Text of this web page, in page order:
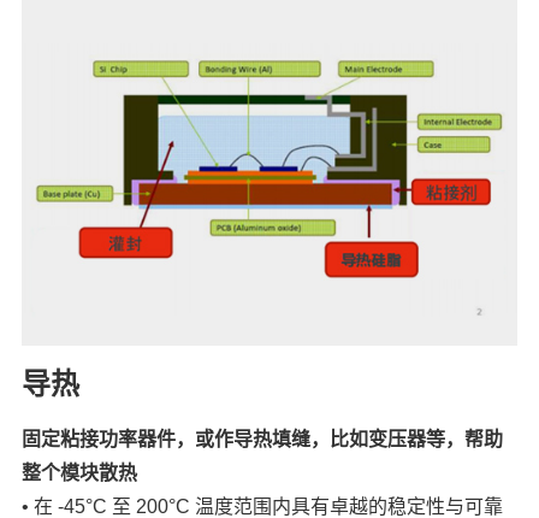
导热
固定粘接功率器件，或作导热填缝，比如变压器等，帮助
整个模块散热
• 在 -45°C 至 200°C 温度范围内具有卓越的稳定性与可靠